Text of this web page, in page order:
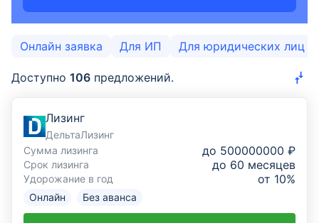
Бизнес-карты
Банковские гарантии
Лизинг
Онлайн заявка Для ИП Для юридических лиц
Доступно 106 предложений.
Лизинг
ДельтаЛизинг
Сумма лизинга
до 500000000 ₽
Срок лизинга до 60 месяцев
Удорожание в год от 10%
Онлайн Без аванса